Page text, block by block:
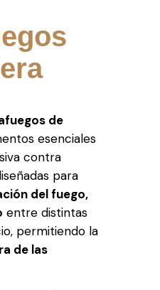
de
esenciales
contra
para
del fuego,
entre distintas
permitiendo la
de las